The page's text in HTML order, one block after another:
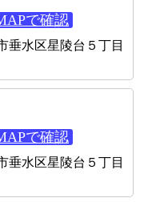
で確認
垂水区星陵台５丁目
で確認
垂水区星陵台５丁目